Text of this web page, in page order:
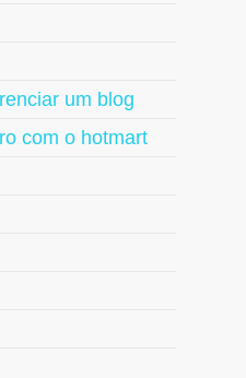
um blog
com o hotmart